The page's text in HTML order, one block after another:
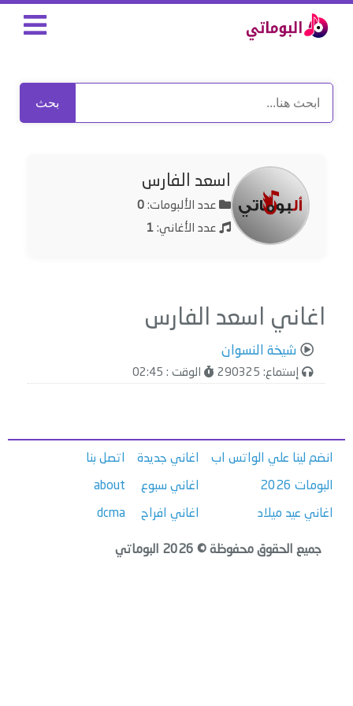
بحث
اسعد الفارس
عدد الألبومات: 0
عدد الأغاني: 1
اغاني اسعد الفارس
شيخة النسوان
إستماع: 290325 الوقت : 02:45
انضم لينا علي الواتس اب
البومات 2026
اغاني عيد ميلاد
اغاني جديدة
اغاني سبوع
اغاني افراح
اتصل بنا
about
dcma
جميع الحقوق محفوظة © 2026 البوماتي